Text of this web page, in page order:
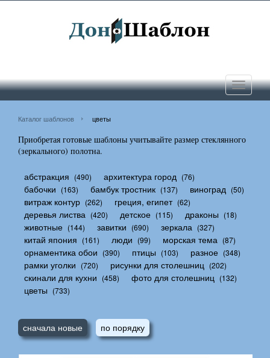
Toggle
Каталог шаблонов цветы
Приобретая готовые шаблоны учитывайте размер стеклянного
(зеркального) полотна.
абстракция (490) архитектура город (76)
бабочки (163) бамбук тростник (137) виноград (50)
витраж контур (262) греция, египет (62)
деревья листва (420) детское (115) драконы (18)
животные (144) завитки (690) зеркала (327)
китай япония (161) люди (99) морская тема (87)
орнаментика обои (390) птицы (103) разное (348)
рамки уголки (720) рисунки для столешниц (202)
скинали для кухни (458) фото для столешниц (132)
цветы (733)
сначала новые по порядку